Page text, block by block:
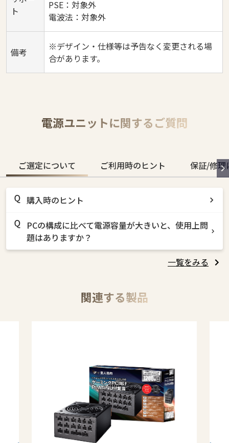
ト
PSE：対象外
電波法：対象外
備考
※デザイン・仕様等は予告なく変更される場
合があります。
電源ユニットに関するご質問
ご選定について ご利用時のヒント 保証/修理
購入時のヒント
PCの構成に比べて電源容量が大きいと、使用上問
題はありますか？
一覧をみる
関連する製品